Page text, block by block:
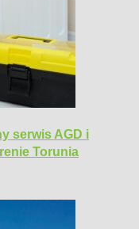
serwis AGD i
Torunia